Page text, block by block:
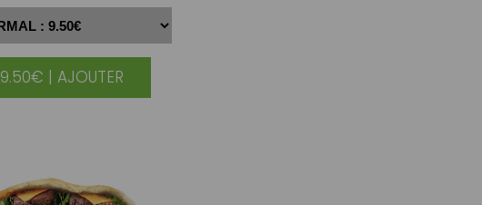
9.50€ | AJOUTER